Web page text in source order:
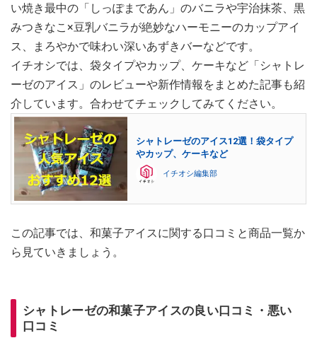
い焼き最中の「しっぽまであん」のバニラや宇治抹茶、黒
みつきなこ×豆乳バニラが絶妙なハーモニーのカップアイ
ス、まろやかで味わい深いあずきバーなどです。
イチオシでは、袋タイプやカップ、ケーキなど「シャトレ
ーゼのアイス」のレビューや新作情報をまとめた記事も紹
介しています。合わせてチェックしてみてください。
シャトレーゼのアイス12選！袋タイプ
やカップ、ケーキなど
イチオシ編集部
この記事では、和菓子アイスに関する口コミと商品一覧か
ら見ていきましょう。
シャトレーゼの和菓子アイスの良い口コミ・悪い
口コミ